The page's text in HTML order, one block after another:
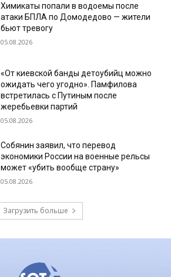
Химикаты попали в водоемы после
атаки БПЛА по Домодедово — жители
бьют тревогу
05.08.2026
«От киевской банды детоубийц можно
ожидать чего угодно». Памфилова
встретилась с Путиным после
жеребьевки партий
05.08.2026
Собянин заявил, что перевод
экономики России на военные рельсы
может «убить вообще страну»
05.08.2026
Загрузить больше